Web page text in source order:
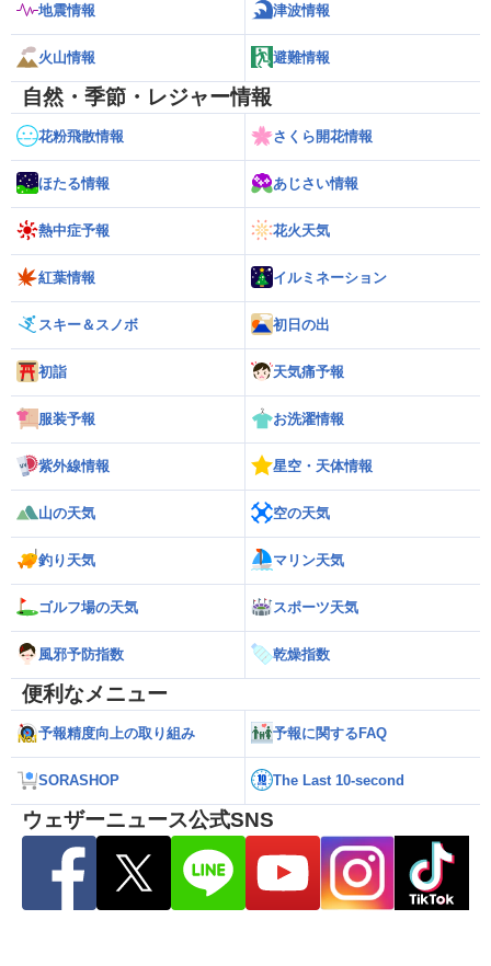
地震情報 津波情報
火山情報 避難情報
自然・季節・レジャー情報
花粉飛散情報 さくら開花情報
ほたる情報 あじさい情報
熱中症予報 花火天気
紅葉情報 イルミネーション
スキー＆スノボ 初日の出
初詣 天気痛予報
服装予報 お洗濯情報
紫外線情報 星空・天体情報
山の天気 空の天気
釣り天気 マリン天気
ゴルフ場の天気 スポーツ天気
風邪予防指数 乾燥指数
便利なメニュー
予報精度向上の取り組み 予報に関するFAQ
SORASHOP The Last 10-second
ウェザーニュース公式SNS